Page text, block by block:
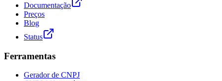
Documentação
Preços
Blog
Status
Ferramentas
Gerador de CNPJ